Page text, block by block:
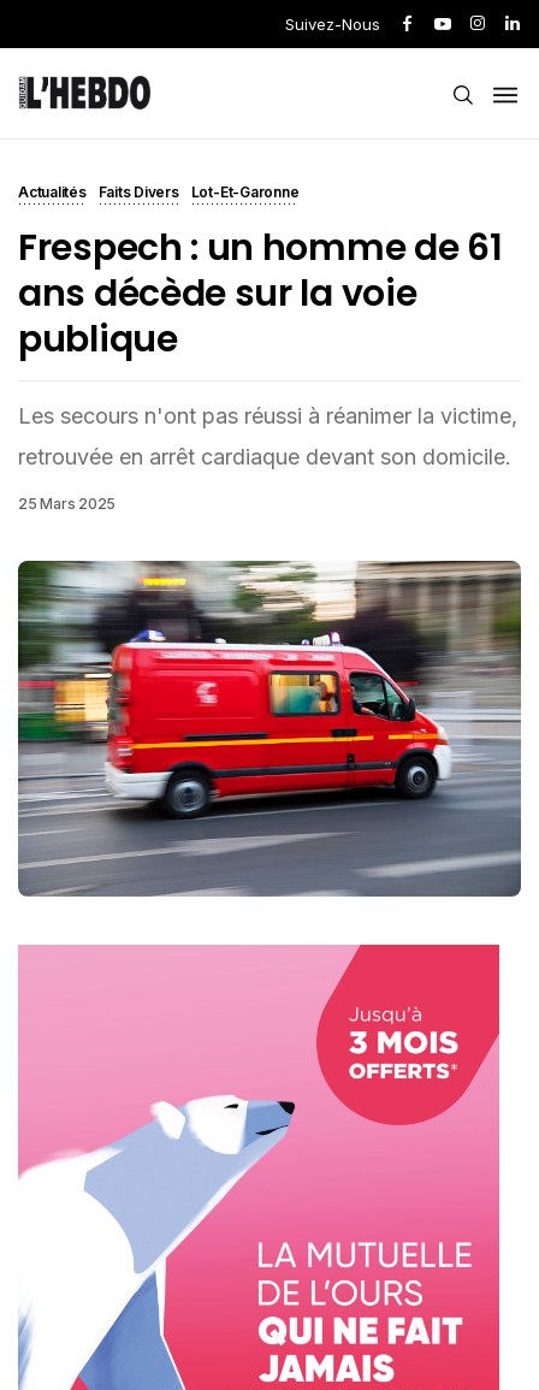
Suivez-Nous
Actualités Faits Divers Lot-Et-Garonne
Frespech : un homme de 61
ans décède sur la voie
publique
Les secours n'ont pas réussi à réanimer la victime,
retrouvée en arrêt cardiaque devant son domicile.
25 Mars 2025